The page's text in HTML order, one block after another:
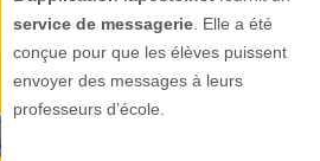
service de messagerie . Elle a été
conçue pour que les élèves puissent
envoyer des messages à leurs
professeurs d’école.